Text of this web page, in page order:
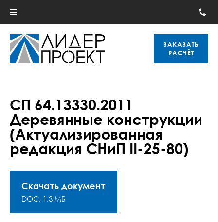
ЗАКАЗАТЬ
РАСЧЁТ
СП 64.13330.2011
Деревянные конструкции
(Актуализированная
редакция СНиП II-25-80)
Скачать документ
DOC, 1,3 МБ